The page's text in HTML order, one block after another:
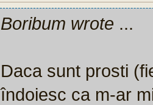
Boribum wrote ...
Daca sunt prosti
îndoiesc ca m-ar